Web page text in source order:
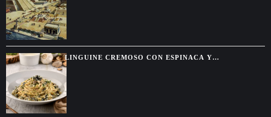
LINGUINE CREMOSO CON ESPINACA Y
ALCACHOFA, UNA PASTA FÁCIL CON SABOR DE
RESTAURANTE